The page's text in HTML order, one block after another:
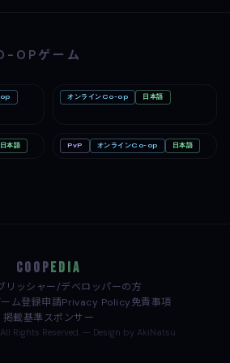
OPゲーム
op
Romestead
オンラインCo-op 日本語
PC
日本語 PC
めっちゃカメレオン
PvP オンラインCo-op 日本語
COOP EDIA
リッシャー/デベロッパーの方
ム登録申請Privacy Policy免責事項
掲載基準スポンサー
Rights Reserved. — Design by AkiNatsu